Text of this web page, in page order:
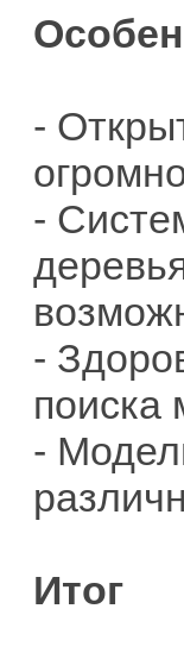
-
-
-
поиска
-
Итог